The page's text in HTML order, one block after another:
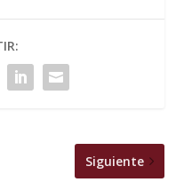
Siguiente